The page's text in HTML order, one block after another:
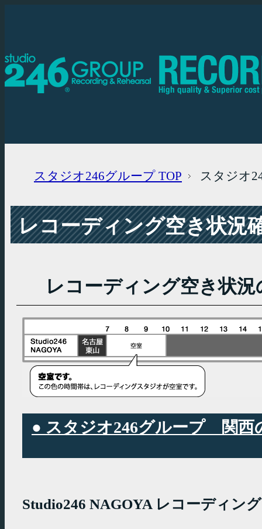
スタジオ246グループ TOP スタジオ
レコーディング空き状況
レコーディング空き状況
● スタジオ246グループ 関西
Studio246 NAGOYA レコーディン